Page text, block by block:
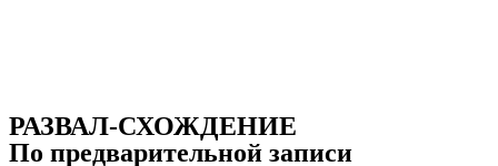
РАЗВАЛ-СХОЖДЕНИЕ
По предварительной записи